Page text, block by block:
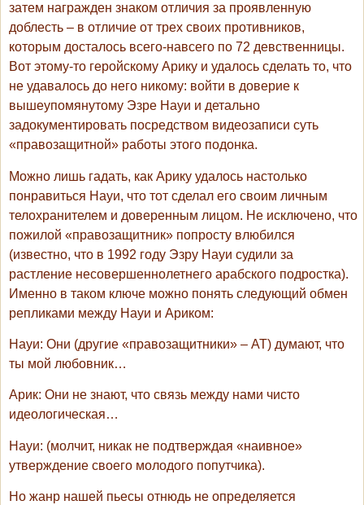
затем награжден знаком отличия за проявленную
доблесть – в отличие от трех своих противников,
которым досталось всего-навсего по 72 девственницы.
Вот этому-то геройскому Арику и удалось сделать то, что
не удавалось до него никому: войти в доверие к
вышеупомянутому Эзре Науи и детально
задокументировать посредством видеозаписи суть
«правозащитной» работы этого подонка.
Можно лишь гадать, как Арику удалось настолько
понравиться Науи, что тот сделал его своим личным
телохранителем и доверенным лицом. Не исключено, что
пожилой «правозащитник» попросту влюбился
(известно, что в 1992 году Эзру Науи судили за
растление несовершеннолетнего арабского подростка).
Именно в таком ключе можно понять следующий обмен
репликами между Науи и Ариком:
Науи: Они (другие «правозащитники» – АТ) думают, что
ты мой любовник…
Арик: Они не знают, что связь между нами чисто
идеологическая…
Науи: (молчит, никак не подтверждая «наивное»
утверждение своего молодого попутчика).
Но жанр нашей пьесы отнюдь не определяется